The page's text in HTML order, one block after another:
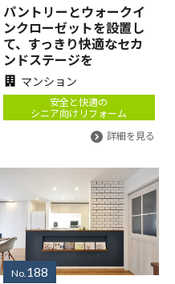
パントリーとウォークイ
ンクローゼットを設置し
て、すっきり快適なセカ
ンドステージを
マンション
安全と快適の
シニア向けリフォーム
詳細を見る
No. 188